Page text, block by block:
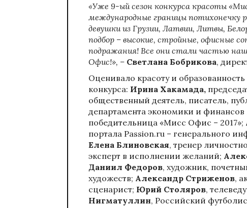
«Уже 9-ый сезон конкурса красоты
международные границы
девушки из Грузии, Латвии, Литвы,
подбор – высокие, стройные, офисные
подражания! Все они стали частью
Офис!», – Светлана Бобрикова,
Оценивало красоту и
конкурса: Ирина Хакамада,
общественный деятель, писатель,
департамента экономики и
победительница «Мисс Офис – 2017»;
портала Passion.ru – генерального
Елена Блиновская, тренер
эксперт в исполнении желаний;
Даниил Федоров, художник,
художеств; Александр Стриженов,
сценарист; Юрий Столяров,
Нигматуллин, Российский